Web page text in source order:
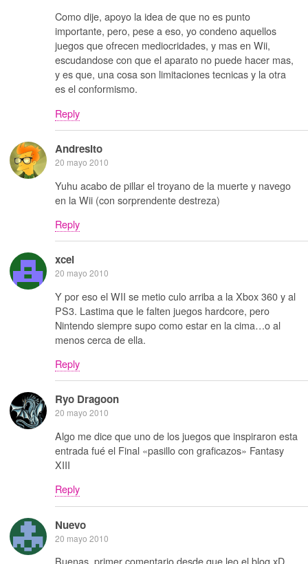
Como dije, apoyo la idea de que no es punto
importante, pero, pese a eso, yo condeno aquellos
juegos que ofrecen mediocridades, y mas en Wii,
escudandose con que el aparato no puede hacer mas,
y es que, una cosa son limitaciones tecnicas y la otra
es el conformismo.
Reply
Andresito
20 mayo 2010
Yuhu acabo de pillar el troyano de la muerte y navego
en la Wii (con sorprendente destreza)
Reply
xcel
20 mayo 2010
Y por eso el WII se metio culo arriba a la Xbox 360 y al
PS3. Lastima que le falten juegos hardcore, pero
Nintendo siempre supo como estar en la cima…o al
menos cerca de ella.
Reply
Ryo Dragoon
20 mayo 2010
Algo me dice que uno de los juegos que inspiraron esta
entrada fué el Final «pasillo con graficazos» Fantasy
XIII
Reply
Nuevo
20 mayo 2010
Buenas, primer comentario desde que leo el blog xD